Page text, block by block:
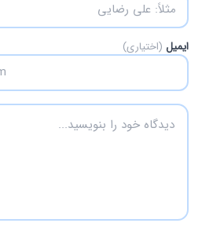
ایمیل (اختیاری)